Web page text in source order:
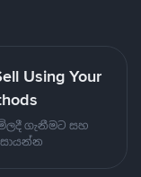
Using Your
මිලදී ගැනීමට සහ